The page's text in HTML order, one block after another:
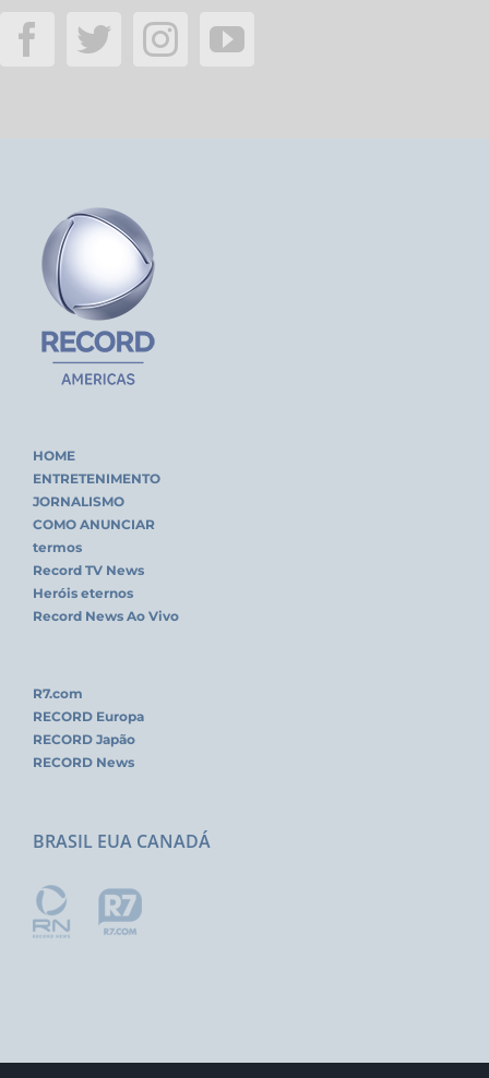
HOME
ENTRETENIMENTO
JORNALISMO
COMO ANUNCIAR
termos
Record TV News
Heróis eternos
Record News Ao Vivo
R7.com
RECORD Europa
RECORD Japão
RECORD News
BRASIL EUA CANADÁ